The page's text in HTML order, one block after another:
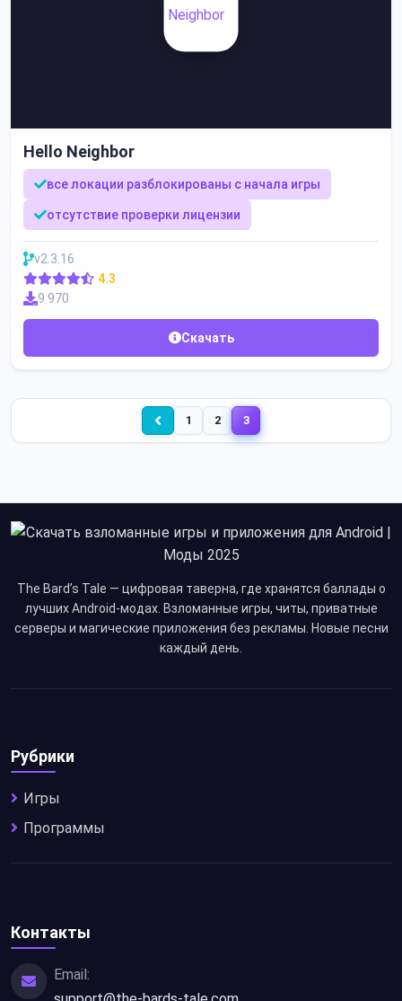
Hello Neighbor
все локации разблокированы с начала игры
отсутствие проверки лицензии
v2.3.16
4.3
9 970
Скачать
1 2 3
The Bard’s Tale — цифровая таверна, где хранятся баллады о
лучших Android-модах. Взломанные игры, читы, приватные
серверы и магические приложения без рекламы. Новые песни
каждый день.
Рубрики
Игры
Программы
Контакты
Email: